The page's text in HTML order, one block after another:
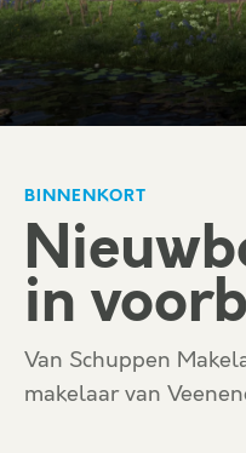
BINNENKORT
in
Van Schuppen
makelaar van